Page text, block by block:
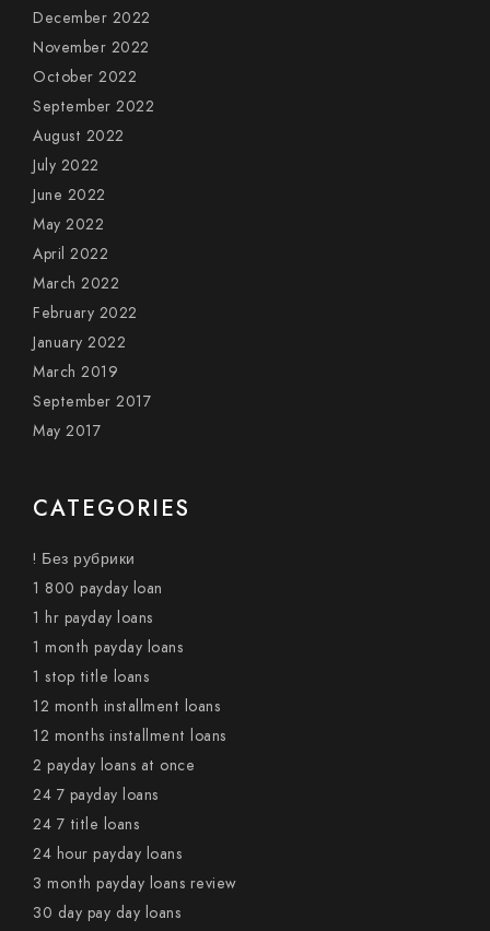
December 2022
November 2022
October 2022
September 2022
August 2022
July 2022
June 2022
May 2022
April 2022
March 2022
February 2022
January 2022
March 2019
September 2017
May 2017
CATEGORIES
! Без рубрики
1 800 payday loan
1 hr payday loans
1 month payday loans
1 stop title loans
12 month installment loans
12 months installment loans
2 payday loans at once
24 7 payday loans
24 7 title loans
24 hour payday loans
3 month payday loans review
30 day pay day loans